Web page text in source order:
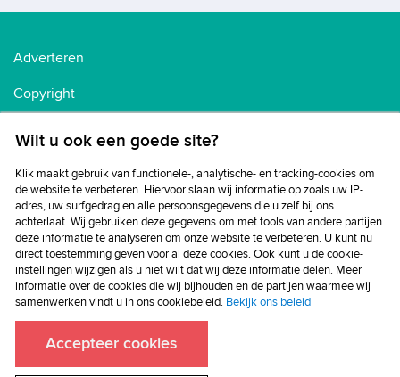
Adverteren
Copyright
Privacybeleid
Disclaimer
Wilt u ook een goede site?
Klik maakt gebruik van functionele-, analytische- en tracking-cookies om
de website te verbeteren. Hiervoor slaan wij informatie op zoals uw IP-
adres, uw surfgedrag en alle persoonsgegevens die u zelf bij ons
achterlaat. Wij gebruiken deze gegevens om met tools van andere partijen
deze informatie te analyseren om onze website te verbeteren. U kunt nu
direct toestemming geven voor al deze cookies. Ook kunt u de cookie-
instellingen wijzigen als u niet wilt dat wij deze informatie delen. Meer
informatie over de cookies die wij bijhouden en de partijen waarmee wij
samenwerken vindt u in ons cookiebeleid. Bekijk ons beleid
Accepteer cookies